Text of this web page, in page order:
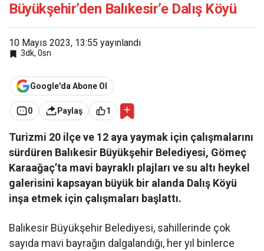
Büyükşehir’den Balıkesir’e Dalış Köyü
10 Mayıs 2023, 13:55 yayınlandı
3dk, 0sn
Google'da Abone Ol
0 Paylaş 1
Turizmi 20 ilçe ve 12 aya yaymak için çalışmalarını
sürdüren Balıkesir Büyükşehir Belediyesi, Gömeç
Karaağaç’ta mavi bayraklı plajları ve su altı heykel
galerisini kapsayan büyük bir alanda Dalış Köyü
inşa etmek için çalışmaları başlattı.
Balıkesir Büyükşehir Belediyesi, sahillerinde çok
sayıda mavi bayrağın dalgalandığı, her yıl binlerce